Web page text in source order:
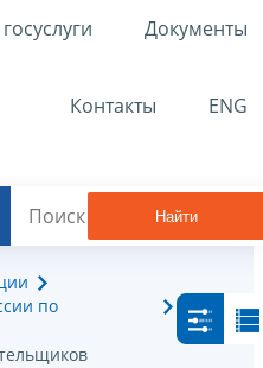
Документы
Контакты ENG
Найти
по